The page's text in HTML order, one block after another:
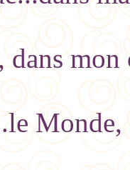
Monde,